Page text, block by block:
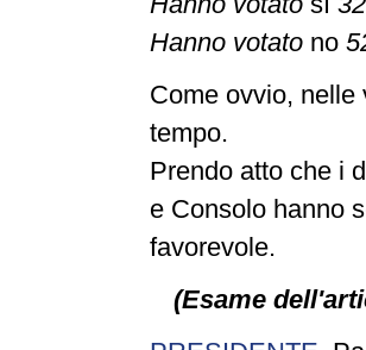
Hanno votato no
Come ovvio, nelle
tempo.
Prendo atto che i
e Consolo hanno
favorevole.
(Esame